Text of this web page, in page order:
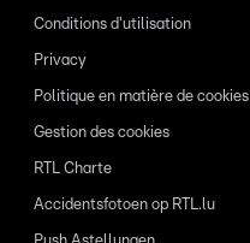
Conditions d'utilisation
Privacy
Politique en matière de cookies
Gestion des cookies
RTL Charte
Accidentsfotoen op RTL.lu